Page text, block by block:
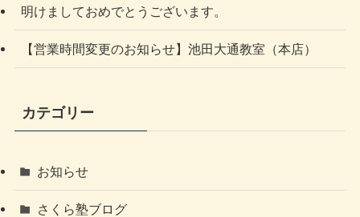
明けましておめでとうございます。
【営業時間変更のお知らせ】池田大通教室（本店）
カテゴリー
お知らせ
さくら塾ブログ